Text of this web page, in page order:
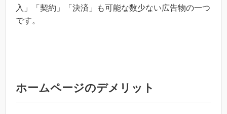
入」「契約」「決済」も可能な数少ない広告物の一つ
です。
ホームページのデメリット